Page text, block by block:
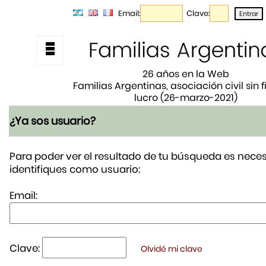
Email: Clave:
26 años en la Web
Familias Argentinas, asociación civil sin
lucro (26-marzo-2021)
¿Ya sos usuario?
Para poder ver el resultado de tu búsqueda es
identifiques como usuario:
Email:
Clave: Olvidé mi clave